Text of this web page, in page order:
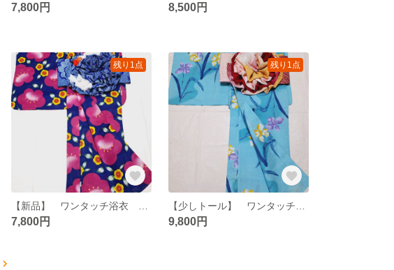
7,800円 8,500円
残り1点
7,800円
残り1点
9,800円